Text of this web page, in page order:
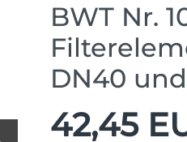
BWT Nr.
DN40
42,45